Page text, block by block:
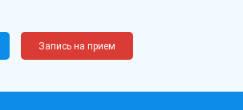
Запись на прием